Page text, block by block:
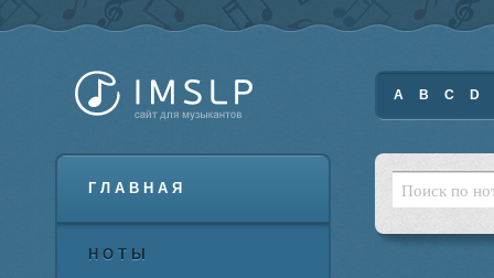
ГЛАВНАЯ
НОТЫ
A B C D